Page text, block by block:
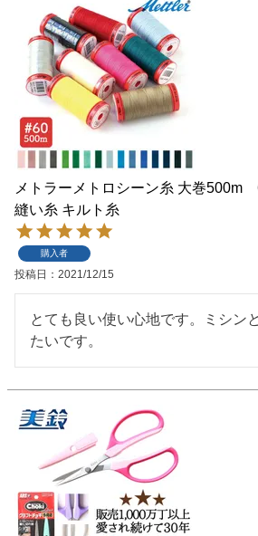
メトラーメトロシーン糸 大巻500m
縫い糸 キルト糸
購入者
投稿日 2021/12/15
とても良い使い心地です。ミシン
たいです。